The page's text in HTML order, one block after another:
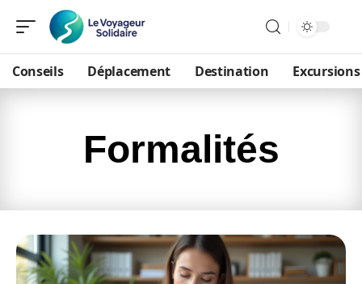
Conseils Déplacement Destination Excursions
Formalités